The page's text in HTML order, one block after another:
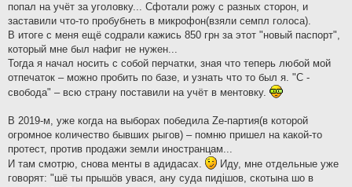
попал на учёт за уголовку... Сфотали рожу с разных сторон, и
заставили что-то пробубнеть в микрофон(взяли семпл голоса).
В итоге с меня ещё содрали кажись 850 грн за этот "новый паспорт",
который мне был нафиг не нужен...
Тогда я начал носить с собой перчатки, зная что теперь любой мой
отпечаток – можно пробить по базе, и узнать что то был я. "С -
свобода" – всю страну поставили на учёт в ментовку.
В 2019-м, уже когда на выборах победила Zе-партия(в которой
огромное количество бывших рыгов) – помню пришел на какой-то
протест, против продажи земли иностранцам...
И там смотрю, снова менты в адидасах.
Иду, мне отдельные уже
говорят: "шё ты прышöв увася, ану суда пидiшов, скотына шо в